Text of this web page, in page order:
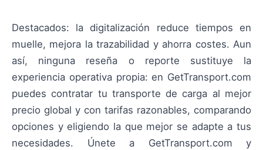
Destacados: la digitalización reduce tiempos en
muelle, mejora la trazabilidad y ahorra costes. Aun
así, ninguna reseña o reporte sustituye la
experiencia operativa propia: en GetTransport.com
puedes contratar tu transporte de carga al mejor
precio global y con tarifas razonables, comparando
opciones y eligiendo la que mejor se adapte a tus
necesidades. Únete a GetTransport.com y